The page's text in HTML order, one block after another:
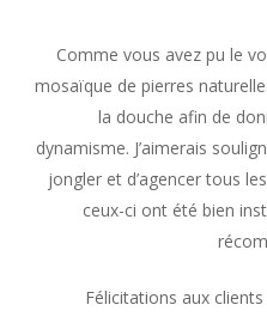
Comme vous avez pu le
mosaïque de pierres
la douche afin de
dynamisme. J’aimerais
jongler et d’agencer tous
ceux-ci ont été bien
Félicitations aux